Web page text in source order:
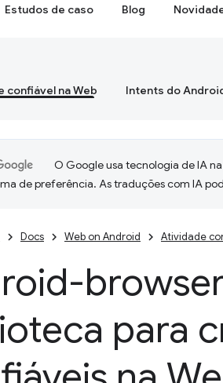
Estudos de caso Blog
confiável na Web Intents do
O Google usa tecnologia de IA
de preferência. As traduções com IA
Docs Web on Android Atividade
para